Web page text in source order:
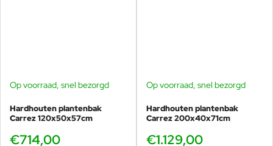
Op voorraad, snel bezorgd
Hardhouten plantenbak
Carrez 120x50x57cm
€714,00
Op voorraad, snel bezorgd
Hardhouten plantenbak
Carrez 200x40x71cm
€1.129,00